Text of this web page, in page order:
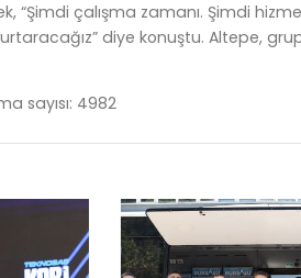
“Şimdi çalışma zamanı. Şimdi
diye konuştu. Altepe,
sayısı: 4982